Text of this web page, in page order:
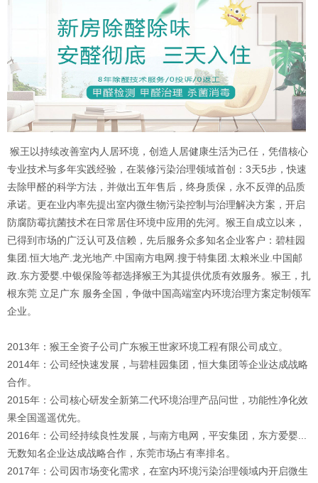
猴王以持续改善室内人居环境，创造人居健康生活为己任，凭借核心
专业技术与多年实践经验，在装修污染治理领域首创：3天5步，快速
去除甲醛的科学方法，并做出五年售后，终身质保，永不反弹的品质
承诺。更在业内率先提出室内微生物污染控制与治理解决方案，开启
防腐防霉抗菌技术在日常居住环境中应用的先河。猴王自成立以来，
已得到市场的广泛认可及信赖，先后服务众多知名企业客户：碧桂园
集团.恒大地产.龙光地产.中国南方电网.搜于特集团.太粮米业.中国邮
政.东方爱婴.中银保险等都选择猴王为其提供优质有效服务。猴王，扎
根东莞 立足广东 服务全国，争做中国高端室内环境治理方案定制领军
企业。
2013年：猴王全资子公司广东猴王世家环境工程有限公司成立。
2014年：公司经快速发展，与碧桂园集团，恒大集团等企业达成战略
合作。
2015年：公司核心研发全新第二代环境治理产品问世，功能性净化效
果全国遥遥优先。
2016年：公司经持续良性发展，与南方电网，平安集团，东方爱婴...
无数知名企业达成战略合作，东莞市场占有率排名。
2017年：公司因市场变化需求，在室内环境污染治理领域内开启微生